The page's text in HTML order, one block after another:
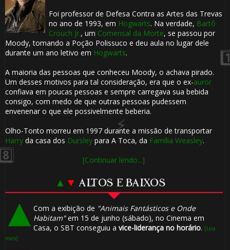
Foi professor de Defesa Contra as Artes das Trevas
no ano de 1993, em Hogwarts. Na verdade, Bartô
Crouch Jr., um Comensal da Morte, se passou por
Moody, tomando a Poção Polissuco e deu aula no lugar dele
durante um ano letivo em Hogwarts.
A maioria das pessoas que conheceu Moody, o achava pirado.
Um desses motivos para tal consideração, era que o ex-auror
confiava em poucas pessoas e sempre carregava sua bebida
consigo, com medo de que outras pessoas pudessem
envenenar o que ele possivelmente beberia.
Olho-Tonto morreu em 1997 durante a missão de transportar
Harryda casa dos Dursleypara A Toca, da Família Weasley.
[Continuar lendo...]
▲ ▼ ALTOS E BAIXOS
Com a exibição de "Animais Fantásticos e Onde
Habitam"em 15 de junho (sábado), no Cinema em
Casa, o SBT conseguiu a vice-liderança no horário. [Leia
mais]
🎂
🎈
1️⃣ 8️⃣